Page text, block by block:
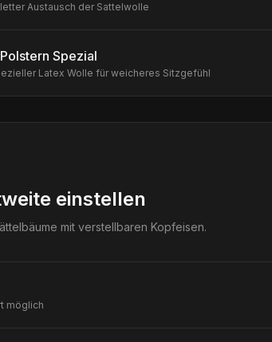
Austausch der Sattelwolle
Spezial
Latex Wolle für weicheres Sitzgefühl
einstellen
mit verstellbaren Kopfeisen.
möglich